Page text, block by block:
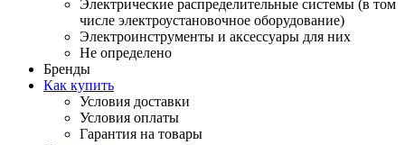
Электрические распределительные системы (в том
числе электроустановочное оборудование)
Электроинструменты и аксессуары для них
Не определено
Бренды
Как купить
Условия доставки
Условия оплаты
Гарантия на товары